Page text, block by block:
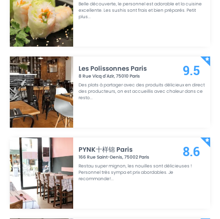
Belle découverte, le personnel est adorable et la cuisine
excellente. Les sushis sont frais et bien préparés. Petit
plus...
Les Polissonnes Paris
8 Rue Vicq d'Azir,75010Paris
Des plats à partager avec des produits délicieux en direct
des producteurs, on est accueillis avec chaleur dans ce
resto...
9.5
PYNK十样锦 Paris
166 Rue Saint-Denis,75002Paris
Restau super mignon, les nouilles sont délicieuses !
Personnel très sympa et prix abordables. Je
recommande!...
8.6